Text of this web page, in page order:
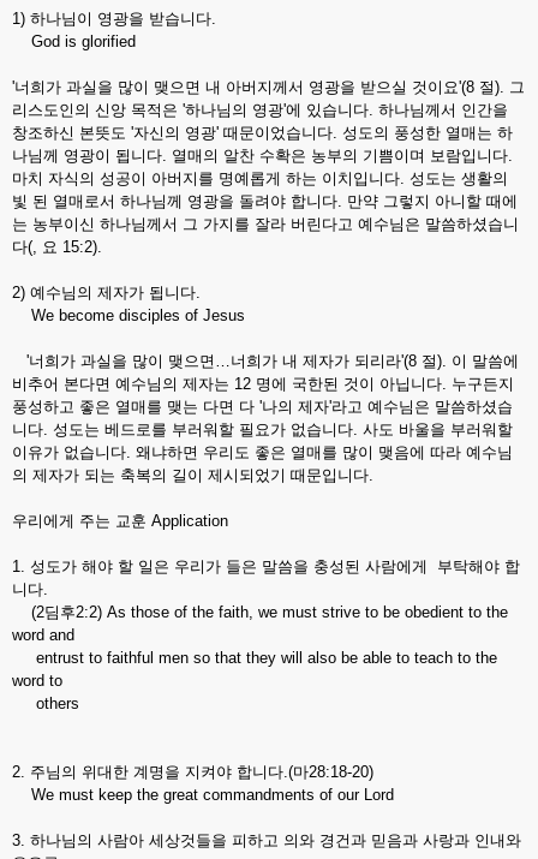
1) 하나님이 영광을 받습니다.
God is glorified
'너희가 과실을 많이 맺으면 내 아버지께서 영광을 받으실 것이요'(8 절). 그
리스도인의 신앙 목적은 '하나님의 영광'에 있습니다. 하나님께서 인간을
창조하신 본뜻도 '자신의 영광' 때문이었습니다. 성도의 풍성한 열매는 하
나님께 영광이 됩니다. 열매의 알찬 수확은 농부의 기쁨이며 보람입니다.
마치 자식의 성공이 아버지를 명예롭게 하는 이치입니다. 성도는 생활의
빛 된 열매로서 하나님께 영광을 돌려야 합니다. 만약 그렇지 아니할 때에
는 농부이신 하나님께서 그 가지를 잘라 버린다고 예수님은 말씀하셨습니
다(, 요 15:2).
2) 예수님의 제자가 됩니다.
We become disciples of Jesus
'너희가 과실을 많이 맺으면…너희가 내 제자가 되리라'(8 절). 이 말씀에
비추어 본다면 예수님의 제자는 12 명에 국한된 것이 아닙니다. 누구든지
풍성하고 좋은 열매를 맺는 다면 다 '나의 제자'라고 예수님은 말씀하셨습
니다. 성도는 베드로를 부러워할 필요가 없습니다. 사도 바울을 부러워할
이유가 없습니다. 왜냐하면 우리도 좋은 열매를 많이 맺음에 따라 예수님
의 제자가 되는 축복의 길이 제시되었기 때문입니다.
우리에게 주는 교훈 Application
1. 성도가 해야 할 일은 우리가 들은 말씀을 충성된 사람에게 부탁해야 합
니다.
(2딤후2:2) As those of the faith, we must strive to be obedient to the
word and
entrust to faithful men so that they will also be able to teach to the
word to
others
2. 주님의 위대한 계명을 지켜야 합니다.(마28:18-20)
We must keep the great commandments of our Lord
3. 하나님의 사람아 세상것들을 피하고 의와 경건과 믿음과 사랑과 인내와